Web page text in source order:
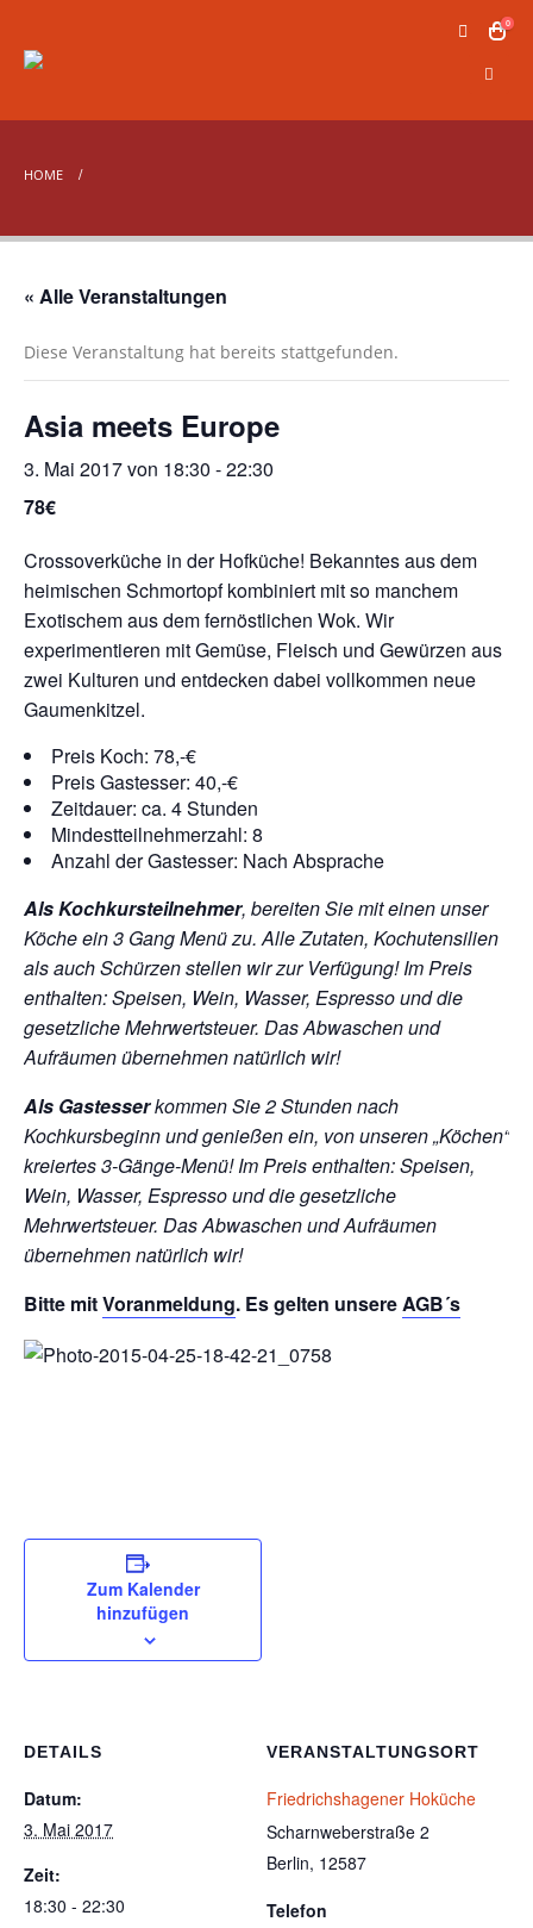
0
HOME
« Alle Veranstaltungen
Diese Veranstaltung hat bereits stattgefunden.
Asia meets Europe
3. Mai 2017 von 18:30 -22:30
78€
Crossoverküche in der Hofküche! Bekanntes aus dem
heimischen Schmortopf kombiniert mit so manchem
Exotischem aus dem fernöstlichen Wok. Wir
experimentieren mit Gemüse, Fleisch und Gewürzen aus
zwei Kulturen und entdecken dabei vollkommen neue
Gaumenkitzel.
Preis Koch: 78,-€
Preis Gastesser: 40,-€
Zeitdauer: ca. 4 Stunden
Mindestteilnehmerzahl: 8
Anzahl der Gastesser: Nach Absprache
Als Kochkursteilnehmer, bereiten Sie mit einen unser
Köche ein 3 Gang Menü zu. Alle Zutaten, Kochutensilien
als auch Schürzen stellen wir zur Verfügung!Im Preis
enthalten: Speisen, Wein, Wasser, Espresso und die
gesetzliche Mehrwertsteuer. Das Abwaschen und
Aufräumen übernehmen natürlich wir!
Als Gastesserkommen Sie 2 Stunden nach
Kochkursbeginn und genießen ein, von unseren „Köchen“
kreiertes 3-Gänge-Menü!Im Preis enthalten: Speisen,
Wein, Wasser, Espresso und die gesetzliche
Mehrwertsteuer. Das Abwaschen und Aufräumen
übernehmen natürlich wir!
Bitte mitVoranmeldung. Es gelten unsereAGB´s
Zum Kalender
hinzufügen
DETAILS
Datum:
3. Mai 2017
Zeit:
18:30 - 22:30
VERANSTALTUNGSORT
Friedrichshagener Hoküche
Scharnweberstraße 2
Berlin, 12587
Telefon